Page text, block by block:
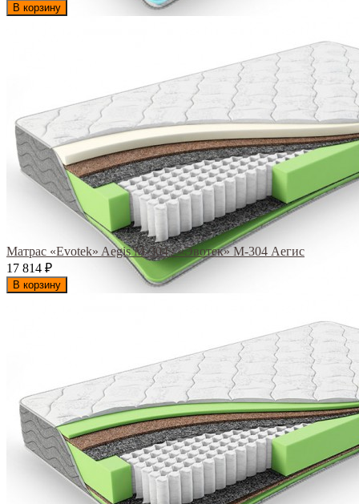
В корзину
Матрас «Evotek» Aegis M-304 / «Эвотек» M-304 Аегис
17 814 ₽
В корзину